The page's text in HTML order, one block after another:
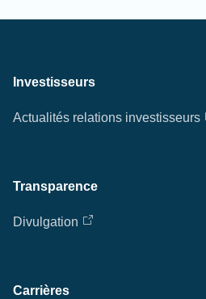
Investisseurs
Actualités relations investisseurs
Transparence
Divulgation
Carrières